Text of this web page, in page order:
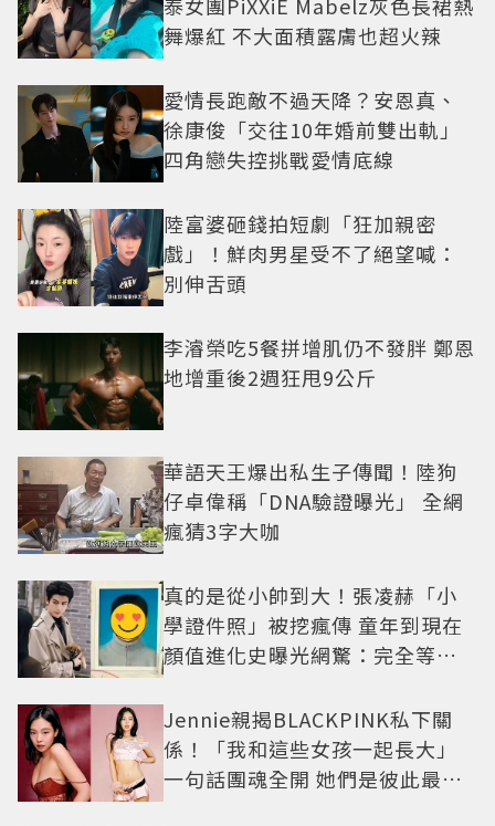
舞爆紅 不大面積露膚也超火辣
愛情長跑敵不過天降？安恩真、
徐康俊「交往10年婚前雙出軌」
四角戀失控挑戰愛情底線
陸富婆砸錢拍短劇「狂加親密
戲」！鮮肉男星受不了絕望喊：
別伸舌頭
李濬榮吃5餐拼增肌仍不發胖 鄭恩
地增重後2週狂甩9公斤
華語天王爆出私生子傳聞！陸狗
仔卓偉稱「DNA驗證曝光」 全網
瘋猜3字大咖
真的是從小帥到大！張凌赫「小
學證件照」被挖瘋傳 童年到現在
顏值進化史曝光網驚：完全等比
Jennie親揭BLACKPINK私下關
係！「我和這些女孩一起長大」
一句話團魂全開 她們是彼此最強